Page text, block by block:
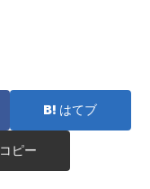
はてブ
コピー